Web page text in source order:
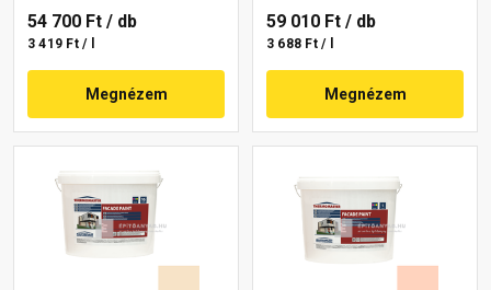
54 700 Ft / db
3 419 Ft / l
Megnézem
59 010 Ft / db
3 688 Ft / l
Megnézem